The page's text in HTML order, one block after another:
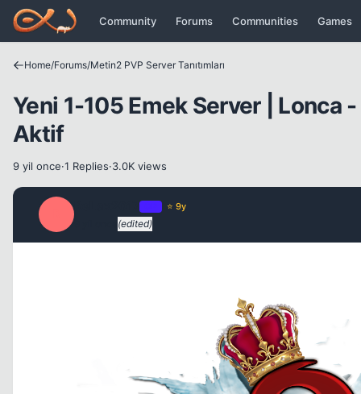
Icerige atla
Community Forums Communities Games
Home/Forums/Metin2 PVP Server Tanıtımları
Yeni 1-105 Emek Server | Lonca
Aktif
9 yil once·1 Replies·3.0K views
⭐ 9y
(edited)